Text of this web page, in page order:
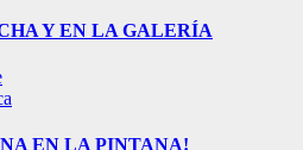
Y EN LA GALERÍA
EN LA PINTANA!